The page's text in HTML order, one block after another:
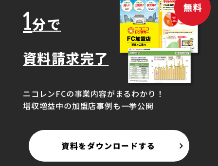
1分で
資料請求完了
ニコレンFCの事業内容がまるわかり！
増収増益中の加盟店事例も一挙公開
資料をダウンロードする